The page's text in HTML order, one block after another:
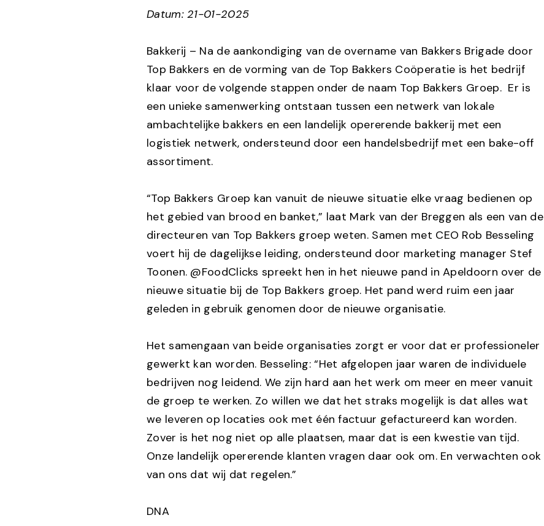
Datum: 21-01-2025
Bakkerij – Na de aankondiging van de overname van Bakkers Brigade door
Top Bakkers en de vorming van de Top Bakkers Coöperatie is het bedrijf
klaar voor de volgende stappen onder de naam Top Bakkers Groep. Er is
een unieke samenwerking ontstaan tussen een netwerk van lokale
ambachtelijke bakkers en een landelijk opererende bakkerij met een
logistiek netwerk, ondersteund door een handelsbedrijf met een bake-off
assortiment.
“Top Bakkers Groep kan vanuit de nieuwe situatie elke vraag bedienen op
het gebied van brood en banket,” laat Mark van der Breggen als een van de
directeuren van Top Bakkers groep weten. Samen met CEO Rob Besseling
voert hij de dagelijkse leiding, ondersteund door marketing manager Stef
Toonen. @FoodClicks spreekt hen in het nieuwe pand in Apeldoorn over de
nieuwe situatie bij de Top Bakkers groep. Het pand werd ruim een jaar
geleden in gebruik genomen door de nieuwe organisatie.
Het samengaan van beide organisaties zorgt er voor dat er professioneler
gewerkt kan worden. Besseling: “Het afgelopen jaar waren de individuele
bedrijven nog leidend. We zijn hard aan het werk om meer en meer vanuit
de groep te werken. Zo willen we dat het straks mogelijk is dat alles wat
we leveren op locaties ook met één factuur gefactureerd kan worden.
Zover is het nog niet op alle plaatsen, maar dat is een kwestie van tijd.
Onze landelijk opererende klanten vragen daar ook om. En verwachten ook
van ons dat wij dat regelen.”
DNA